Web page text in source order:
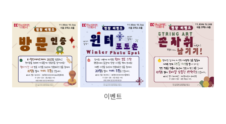
이벤트